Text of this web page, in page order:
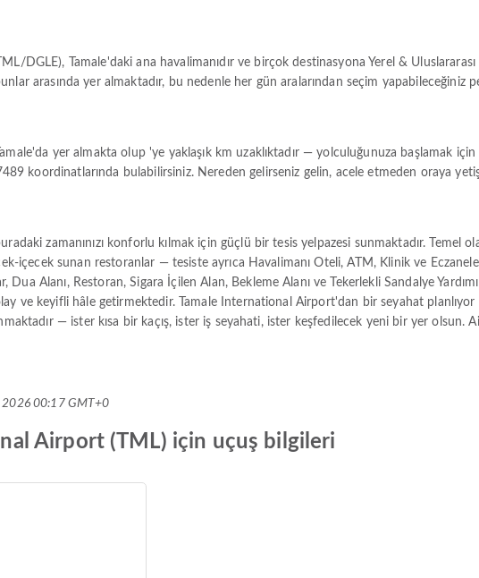
DGLE), Tamale'daki ana havalimanıdır ve birçok destinasyona Yerel &
arasında yer almaktadır, bu nedenle her gün aralarından seçim yapabileceğiniz
yer almakta olup 'ye yaklaşık km uzaklıktadır — yolculuğunuza başlamak
koordinatlarında bulabilirsiniz. Nereden gelirseniz gelin, acele etmeden oraya
zamanınızı konforlu kılmak için güçlü bir tesis yelpazesi sunmaktadır. Temel
içecek sunan restoranlar — tesiste ayrıca Havalimanı Oteli, ATM, Klinik ve
Dua Alanı, Restoran, Sigara İçilen Alan, Bekleme Alanı ve Tekerlekli Sandalye
ve keyifli hâle getirmektedir. Tamale International Airport'dan bir seyahat planlıyor
— ister kısa bir kaçış, ister iş seyahati, ister keşfedilecek yeni bir yer olsun.
2026 00:17 GMT+0
Airport (TML) için uçuş bilgileri